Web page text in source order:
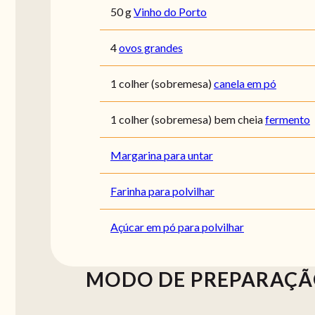
50 gVinho do Porto
4ovos grandes
1 colher (sobremesa)canela em pó
1 colher (sobremesa) bem cheiafermento
Margarina para untar
Farinha para polvilhar
Açúcar em pó para polvilhar
MODO DE